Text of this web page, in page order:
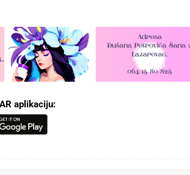
aplikaciju: